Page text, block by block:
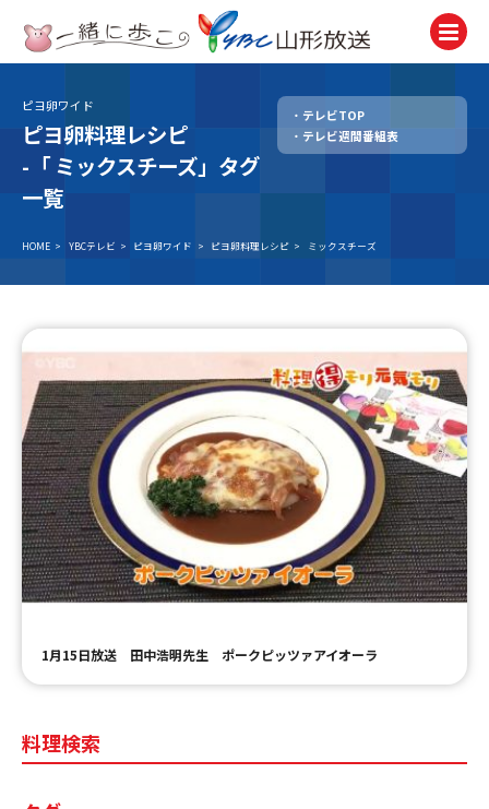
テレビ
TV
ニュース
アナウンサー
イベント
Event
試写会・プレゼント
Present
ＹＢＣオンデマンド
やまがた情熱市場
ピヨ卵ワイド
ピヨ卵料理レシピ
-「ミックスチーズ」タグ
一覧
テレビTOP
テレビ週間番組表
HOME > YBCテレビ > ピヨ卵ワイド > ピヨ卵料理レシピ > ミックスチーズ
1月15日放送 田中浩明先生 ポークピッツァアイオーラ
料理検索